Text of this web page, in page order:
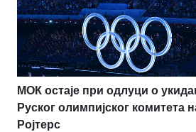
МОК остаје при одлуци о
Руског олимпијског комитета
Ројтерс